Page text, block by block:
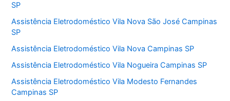
SP
Assistência Eletrodoméstico Vila Nova São José Campinas
SP
Assistência Eletrodoméstico Vila Nova Campinas SP
Assistência Eletrodoméstico Vila Nogueira Campinas SP
Assistência Eletrodoméstico Vila Modesto Fernandes
Campinas SP